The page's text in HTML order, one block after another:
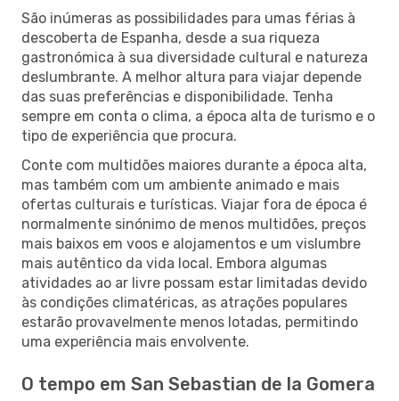
São inúmeras as possibilidades para umas férias à
descoberta de Espanha, desde a sua riqueza
gastronómica à sua diversidade cultural e natureza
deslumbrante. A melhor altura para viajar depende
das suas preferências e disponibilidade. Tenha
sempre em conta o clima, a época alta de turismo e o
tipo de experiência que procura.
Conte com multidões maiores durante a época alta,
mas também com um ambiente animado e mais
ofertas culturais e turísticas. Viajar fora de época é
normalmente sinónimo de menos multidões, preços
mais baixos em voos e alojamentos e um vislumbre
mais autêntico da vida local. Embora algumas
atividades ao ar livre possam estar limitadas devido
às condições climatéricas, as atrações populares
estarão provavelmente menos lotadas, permitindo
uma experiência mais envolvente.
O tempo em San Sebastian de la Gomera